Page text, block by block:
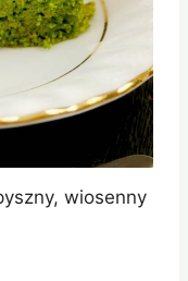
wiosenny